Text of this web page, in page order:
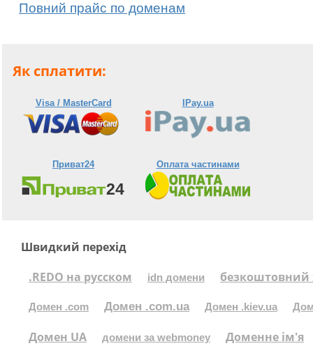
Повний прайс по доменам
Як сплатити:
Visa / MasterCard IPay.ua
Приват24 Оплата частинами
Швидкий перехід
.REDO на русском
idn домени безкоштовний
Домен .com Домен .com.ua Домен .kiev.ua
Домен UA домени за webmoney Доменне ім'я